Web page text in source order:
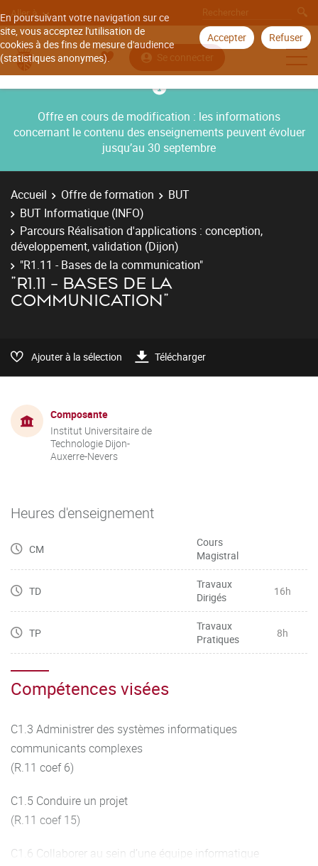
En poursuivant votre navigation sur ce
site, vous acceptez l'utilisation de
cookies à des fins de mesure d'audience
(statistiques anonymes).
Accepter Refuser
Aller à
Se connecter
Offre en cours de modification : les informations
concernant le contenu des enseignements peuvent évoluer
jusqu’au 30 septembre
Accueil Offre de formation
BUT
BUT Informatique (INFO)
Parcours Réalisation d'applications : conception,
développement, validation (Dijon)
"R1.11 - Bases de la communication"
"R1.11 - BASES DE LA
COMMUNICATION"
Ajouter à la sélection Télécharger
Composante
Institut Universitaire de
Technologie Dijon-
Auxerre-Nevers
Heures d'enseignement
CM
Cours
Magistral
TD
Travaux
Dirigés
16h
TP
Travaux
Pratiques
8h
Compétences visées
C1.3 Administrer des systèmes informatiques
communicants complexes
(R.11 coef 6)
C1.5 Conduire un projet
(R.11 coef 15)
C1.6 Collaborer au sein d’une équipe informatique